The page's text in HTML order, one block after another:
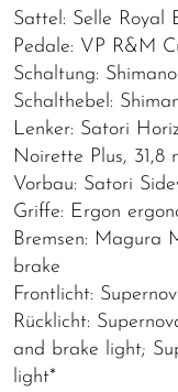
Sattel: Selle Royal
Pedale: VP R&M
Schaltung:
Schalthebel:
Lenker: Satori
Noirette Plus, 31,8
Vorbau: Satori
Griffe: Ergon
Bremsen: Magura
brake
Frontlicht:
Rücklicht:
and brake light;
light*